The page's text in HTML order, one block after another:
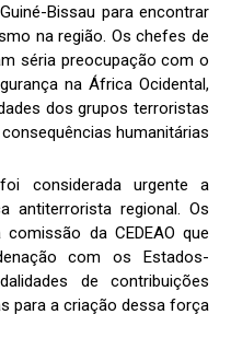
Bissau para encontrar
na região. Os chefes de
séria preocupação com o
na África Ocidental,
dos grupos terroristas
humanitárias.
considerada urgente a
antiterrorista regional. Os
da CEDEAO que
com os Estados-
de contribuições
para a criação dessa força.